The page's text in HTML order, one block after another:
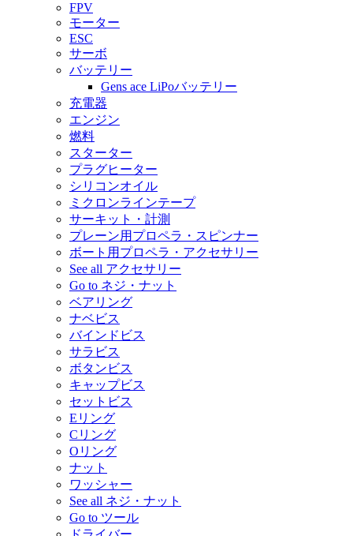
FPV
モーター
ESC
サーボ
バッテリー
Gens ace LiPoバッテリー
充電器
エンジン
燃料
スターター
プラグヒーター
シリコンオイル
ミクロンラインテープ
サーキット・計測
プレーン用プロペラ・スピンナー
ボート用プロペラ・アクセサリー
See all アクセサリー
Go to ネジ・ナット
ベアリング
ナベビス
バインドビス
サラビス
ボタンビス
キャップビス
セットビス
Eリング
Cリング
Oリング
ナット
ワッシャー
See all ネジ・ナット
Go to ツール